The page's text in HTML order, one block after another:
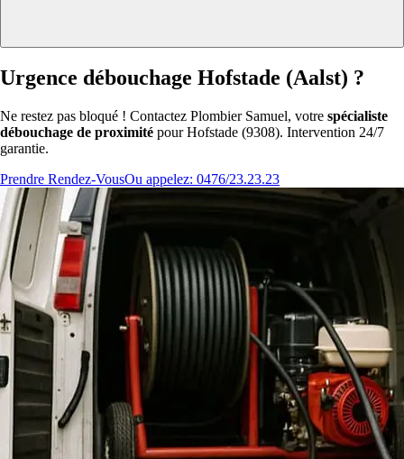
Urgence débouchage Hofstade (Aalst) ?
Ne restez pas bloqué ! Contactez Plombier Samuel, votre spécialiste
débouchage de proximité pour Hofstade (9308). Intervention 24/7
garantie.
Prendre Rendez-VousOu appelez: 0476/23.23.23